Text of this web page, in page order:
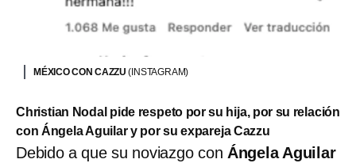
MÉXICO CON CAZZU(INSTAGRAM)
Christian Nodal pide respeto por su hija, por su relación
con Ángela Aguilar y por su expareja Cazzu
Debido a que su noviazgo con Ángela Aguilar